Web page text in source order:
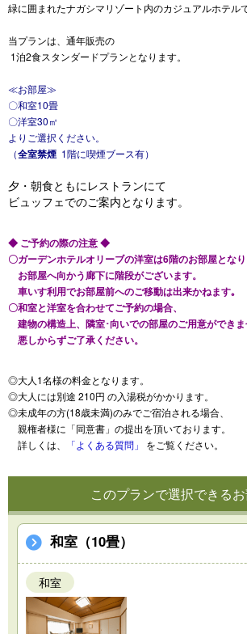
緑に囲まれたナガシマリゾート内のカジュアルホテルで
当プランは、通年販売の
1泊2食スタンダードプランとなります。
≪お部屋≫
〇和室10畳
〇洋室30㎡
よりご選択ください。
（全室禁煙 1階に喫煙ブース有）
夕・朝食ともにレストランにて
ビュッフェでのご案内となります。
◆ ご予約の際の注意 ◆
〇ガーデンホテルオリーブの洋室は6階のお部屋とな
お部屋へ向かう廊下に階段がございます。
車いす利用でお部屋前へのご移動は出来かねます｡
〇和室と洋室を合わせてご予約の場合、
建物の構造上、隣室･向いでの部屋のご用意ができま
悪しからずご了承ください。
◎大人1名様の料金となります。
◎大人には別途 210円 の入湯税がかかります。
◎未成年の方(18歳未満)のみでご宿泊される場合、
親権者様に「同意書」の提出を頂いております。
詳しくは、
「よくある質問」 をご覧ください。
このプランで選択できる
和室（10畳）
和室